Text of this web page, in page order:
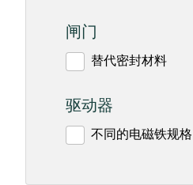
闸门
替代密封材料
驱动器
不同的电磁铁规格